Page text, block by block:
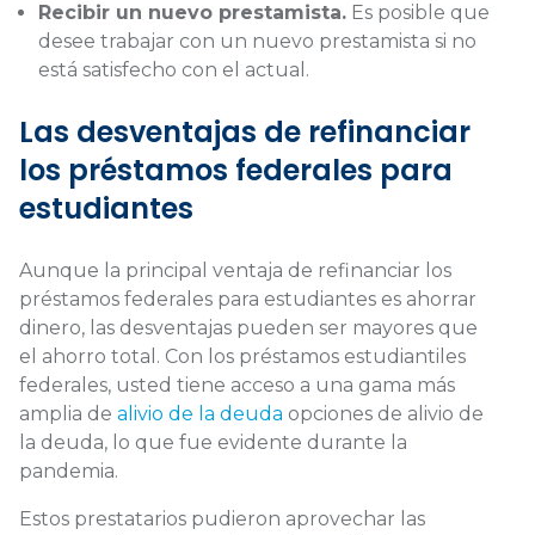
Recibir un nuevo prestamista. Es posible que
desee trabajar con un nuevo prestamista si no
está satisfecho con el actual.
Las desventajas de refinanciar
los préstamos federales para
estudiantes
Aunque la principal ventaja de refinanciar los
préstamos federales para estudiantes es ahorrar
dinero, las desventajas pueden ser mayores que
el ahorro total. Con los préstamos estudiantiles
federales, usted tiene acceso a una gama más
amplia de alivio de la deuda opciones de alivio de
la deuda, lo que fue evidente durante la
pandemia.
Estos prestatarios pudieron aprovechar las